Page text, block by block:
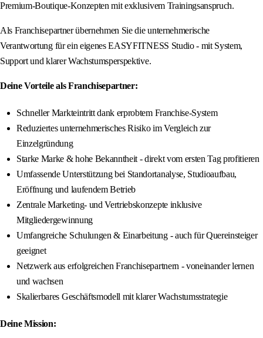
Premium-Boutique-Konzepten mit exklusivem Trainingsanspruch.
Als Franchisepartner übernehmen Sie die unternehmerische
Verantwortung für ein eigenes EASYFITNESS Studio - mit System,
Support und klarer Wachstumsperspektive.
Deine Vorteile als Franchisepartner:
Schneller Markteintritt dank erprobtem Franchise-System
Reduziertes unternehmerisches Risiko im Vergleich zur
Einzelgründung
Starke Marke & hohe Bekanntheit - direkt vom ersten Tag profitieren
Umfassende Unterstützung bei Standortanalyse, Studioaufbau,
Eröffnung und laufendem Betrieb
Zentrale Marketing- und Vertriebskonzepte inklusive
Mitgliedergewinnung
Umfangreiche Schulungen & Einarbeitung - auch für Quereinsteiger
geeignet
Netzwerk aus erfolgreichen Franchisepartnern - voneinander lernen
und wachsen
Skalierbares Geschäftsmodell mit klarer Wachstumsstrategie
Deine Mission: